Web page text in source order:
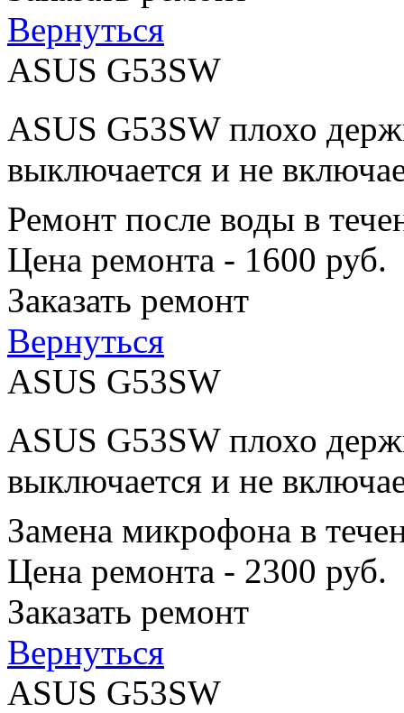
Вернуться
ASUS G53SW
ASUS G53SW плохо
выключается и не
Ремонт после воды в
Цена ремонта - 1600 руб.
Заказать ремонт
Вернуться
ASUS G53SW
ASUS G53SW плохо
выключается и не
Замена микрофона в
Цена ремонта - 2300 руб.
Заказать ремонт
Вернуться
ASUS G53SW